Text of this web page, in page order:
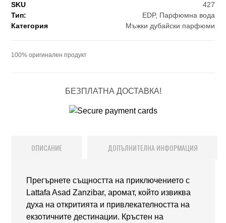
SKU
427
Тип:
EDP, Парфюмна вода
Категория
Мъжки дубайски парфюми
100% оригинален продукт
БЕЗПЛАТНА ДОСТАВКА!
ОПИСАНИЕ ДОПЪЛНИТЕЛНА ИНФОРМАЦИЯ
Прегърнете същността на приключението с
Lattafa Asad Zanzibar, аромат, който извиква
духа на откритията и привлекателността на
екзотичните дестинации. Кръстен на